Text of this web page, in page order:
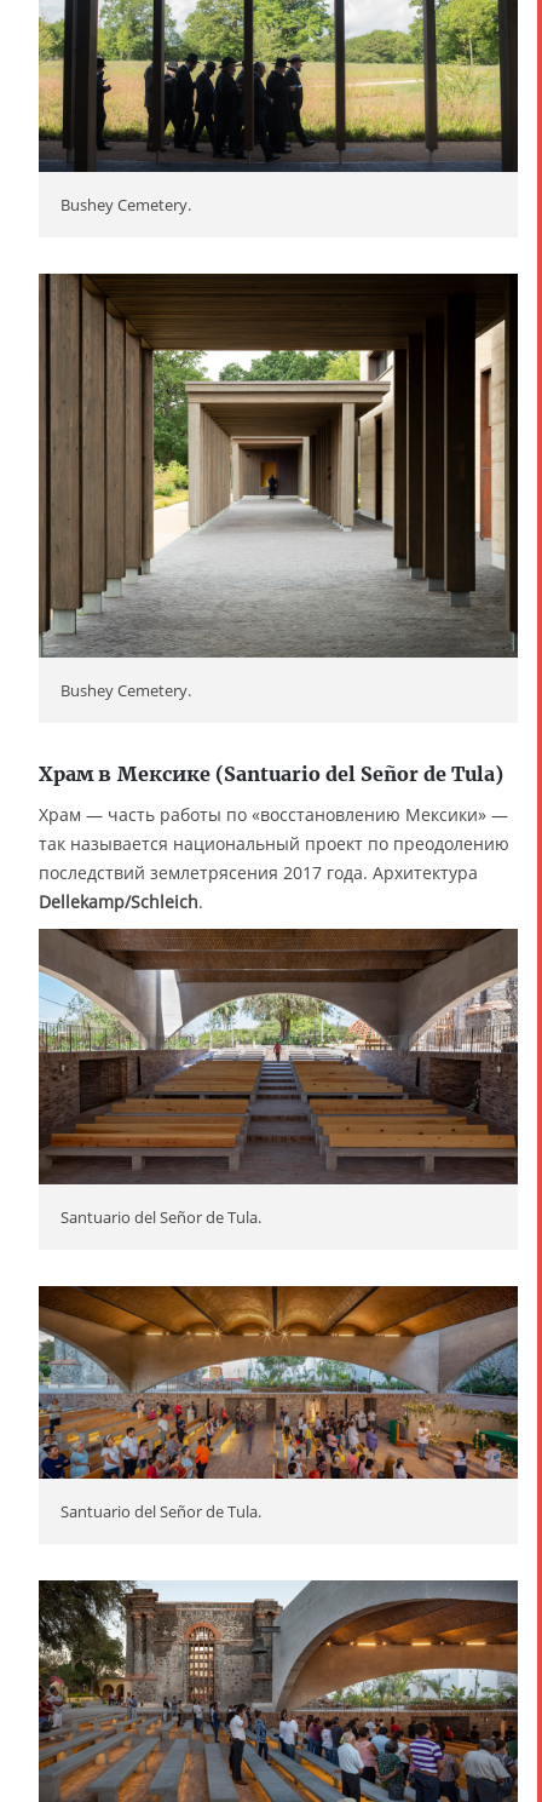
Bushey Cemetery.
Bushey Cemetery.
Храм в Мексике (Santuario del Señor de Tula)
Храм — часть работы по «восстановлению Мексики» —
так называется национальный проект по преодолению
последствий землетрясения 2017 года. Архитектура
Dellekamp/Schleich.
Santuario del Señor de Tula.
Santuario del Señor de Tula.